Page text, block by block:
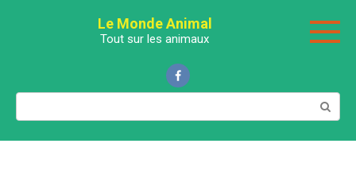
Le Monde Animal
Tout sur les animaux
Поиск: